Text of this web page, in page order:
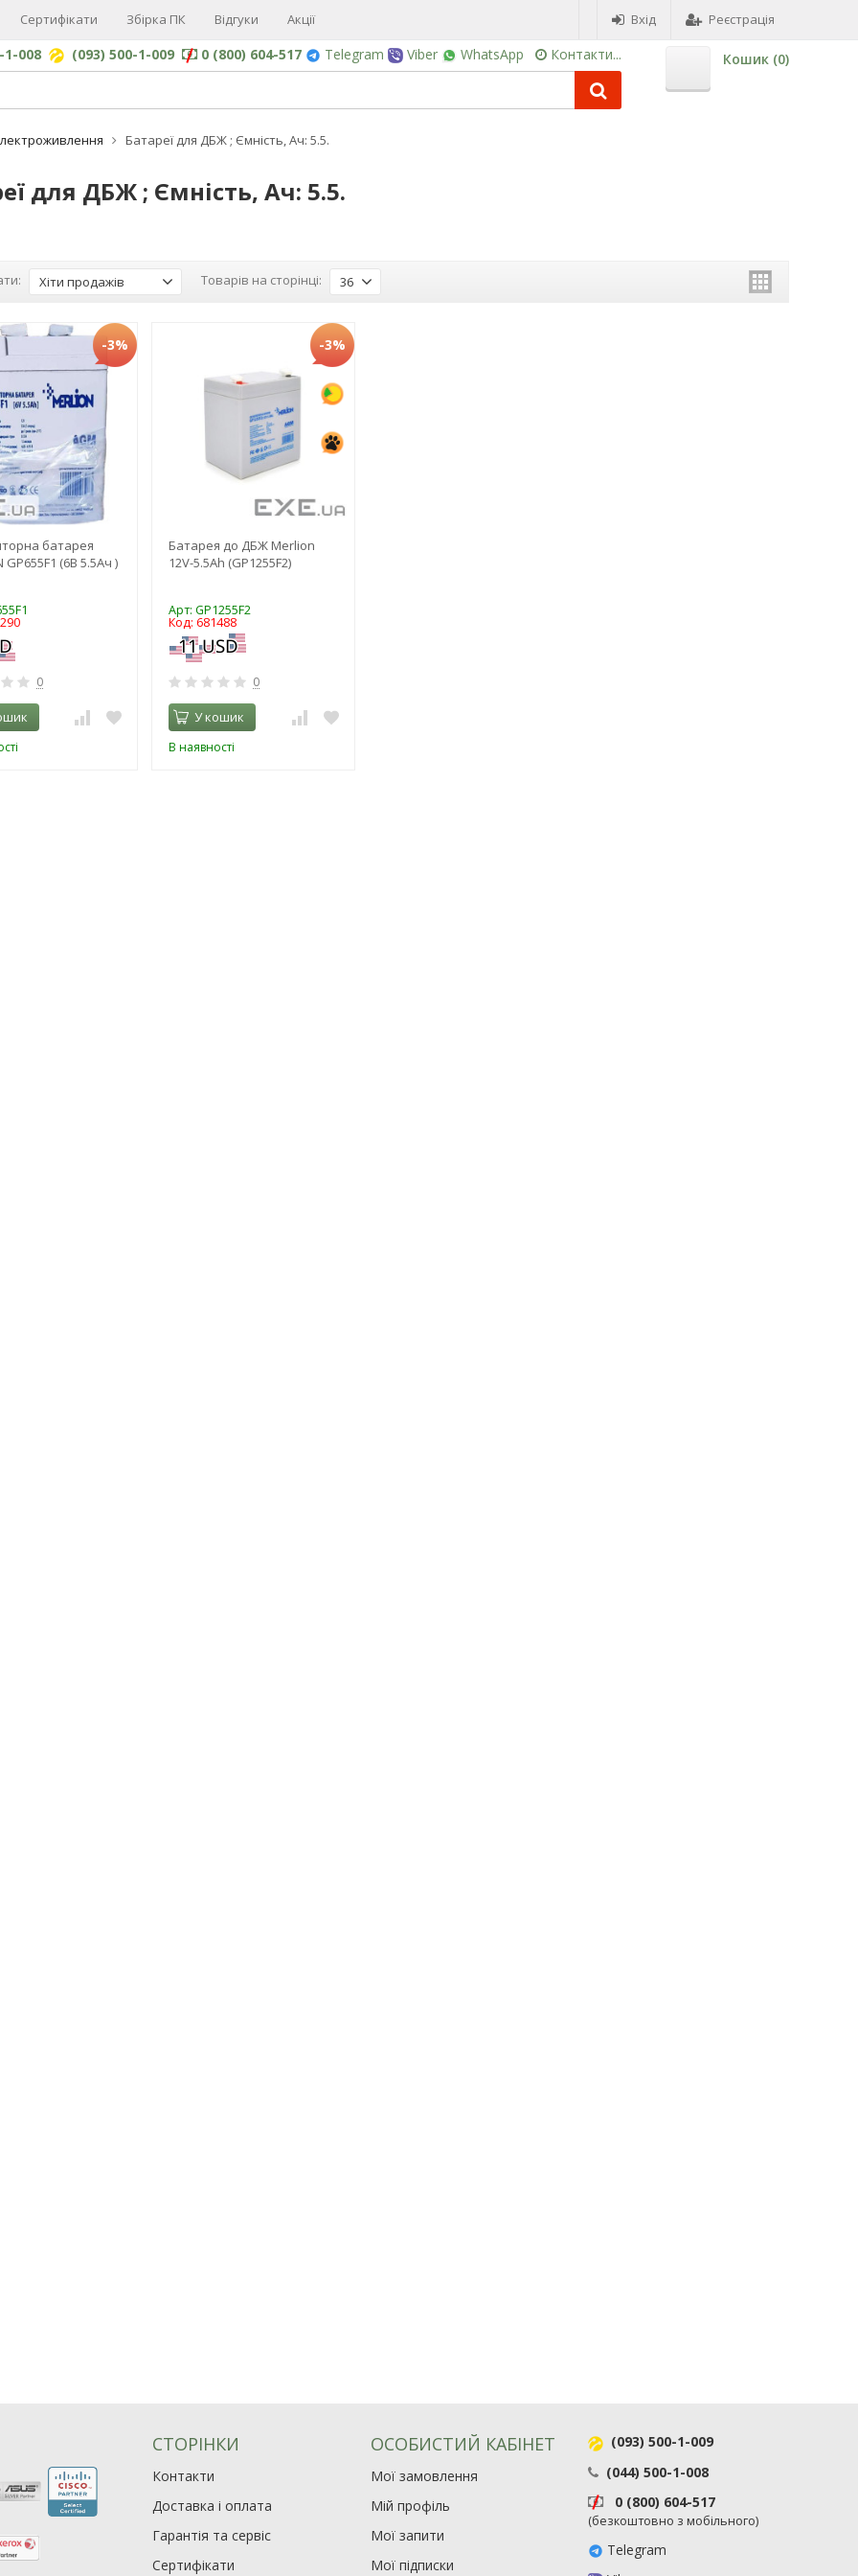
Сертифікати Збірка ПК Відгуки Акції Вхід Реєстрація
1-008 (093) 500-1-009 0 (800) 604-517 Telegram Viber WhatsApp Контакти... Кошик (0)
Батареї для ДБЖ ; Ємність, Ач: 5.5.
для ДБЖ ; Ємність, Ач: 5.5.
Хіти продажів Товарів на сторінці: 36
-3%
батарея
GP655F1 (6В 5.5Ач )
0
-3%
Батарея до ДБЖ Merlion
12V-5.5Ah (GP1255F2)
Арт: GP1255F2
Код: 681488
0
У кошик
В наявності
СТОРІНКИ
Контакти
Доставка і оплата
Гарантія та сервіс
Сертифікати
ОСОБИСТИЙ КАБІНЕТ
Мої замовлення
Мій профіль
Мої запити
Мої підписки
(093) 500-1-009
(044) 500-1-008
0 (800) 604-517
(безкоштовно з мобільного)
Telegram